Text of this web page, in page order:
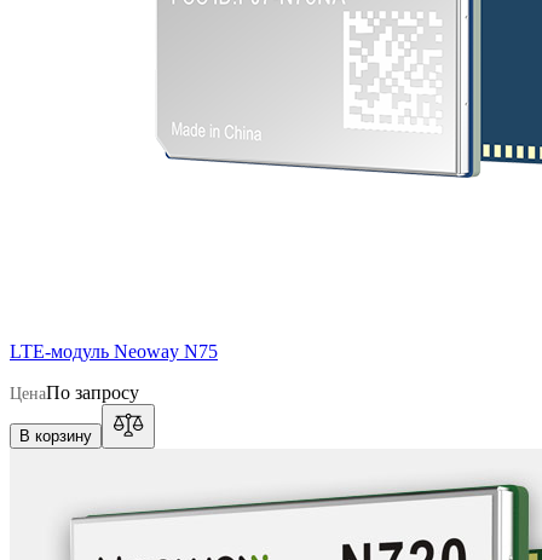
LTE-модуль Neoway N75
ЦенаПо запросу
В корзину